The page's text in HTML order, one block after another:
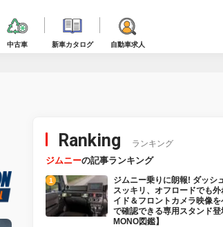
中古車 新車カタログ 自動車求人
Ranking ランキング
ジムニーの記事ランキング
ジムニー乗りに朗報! ダッシ
スッキリ、オフロードでも
イド＆フロントカメラ映像
で確認できる専用スタンド
MONO図鑑】